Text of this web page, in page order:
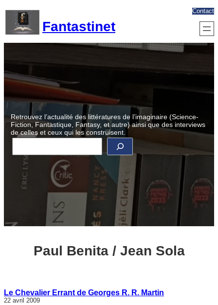
contenu
Fantastinet
Contact
Retrouvez l’actualité des littératures de l’imaginaire (Science-
Fiction, Fantastique, Fantasy, et autre) ainsi que des interviews
de celles et ceux qui les construisent.
R
c
Paul Benita / Jean Sola
Le Chevalier Errant de Georges R. R. Martin
22 avril 2009